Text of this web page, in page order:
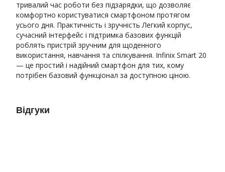
тривалий час роботи без підзарядки, що дозволяє
комфортно користуватися смартфоном протягом
усього дня. Практичність і зручність Легкий корпус,
сучасний інтерфейс і підтримка базових функцій
роблять пристрій зручним для щоденного
використання, навчання та спілкування. Infinix Smart 20
— це простий і надійний смартфон для тих, кому
потрібен базовий функціонал за доступною ціною.
Відгуки